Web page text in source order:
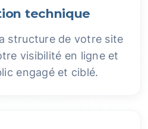
technique
structure de votre site
visibilité en ligne et
engagé et ciblé.